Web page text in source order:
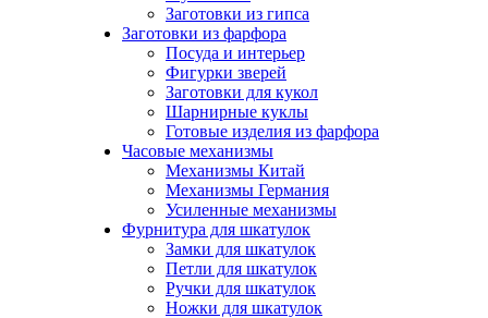
Заготовки из гипса
Заготовки из фарфора
Посуда и интерьер
Фигурки зверей
Заготовки для кукол
Шарнирные куклы
Готовые изделия из фарфора
Часовые механизмы
Механизмы Китай
Механизмы Германия
Усиленные механизмы
Фурнитура для шкатулок
Замки для шкатулок
Петли для шкатулок
Ручки для шкатулок
Ножки для шкатулок